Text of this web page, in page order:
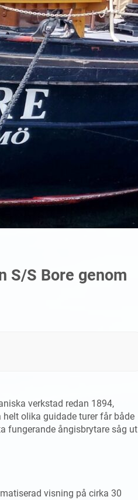
S/S Bore genom
verkstad redan 1894,
olika guidade turer får både
fungerande ångisbrytare såg ut
visning på cirka 30